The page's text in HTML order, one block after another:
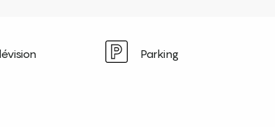
Parking